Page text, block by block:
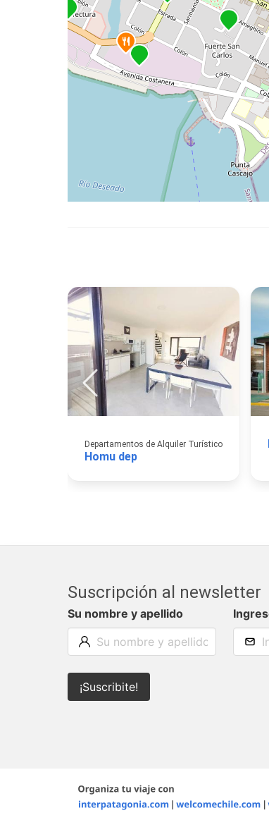
Departamentos de Alquiler Turístico
Homu dep
Suscripción al newsletter
Su nombre y apellido
¡Suscribite!